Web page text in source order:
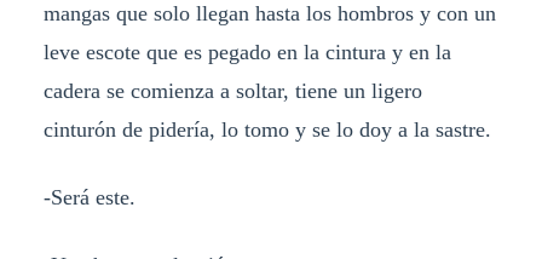
mangas que solo llegan hasta los hombros y con un
leve escote que es pegado en la cintura y en la
cadera se comienza a soltar, tiene un ligero
cinturón de pidería, lo tomo y se lo doy a la sastre.
-Será este.